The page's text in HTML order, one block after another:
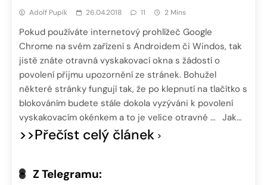
Adolf Pupík 26.04.2018 11 2 Mins
Pokud používáte internetový prohlížeč Google
Chrome na svém zařízení s Androidem či Windos, tak
jistě znáte otravná vyskakovací okna s žádostí o
povolení přijmu upozornění ze stránek. Bohužel
některé stránky fungují tak, že po klepnutí na tlačítko s
blokováním budete stále dokola vyzýváni k povolení
vyskakovacím okénkem a to je velice otravné … Jak…
>>Přečíst celý článek
Z Telegramu: